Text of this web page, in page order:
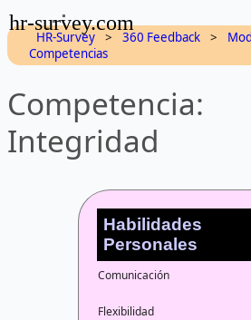
hr-survey.com
HR-Survey > 360 Feedback >
Competencias
Competencia:
Integridad
Habilidades
Personales
Comunicación
Flexibilidad